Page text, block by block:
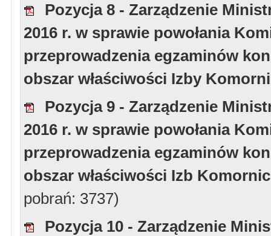
Pozycja 8 - Zarządzenie
2016 r. w sprawie powołania
przeprowadzenia egzaminów
obszar właściwości Izby
Pozycja 9 - Zarządzenie
2016 r. w sprawie powołania
przeprowadzenia egzaminów
obszar właściwości Izb
pobrań: 3737)
Pozycja 10 - Zarządzenie